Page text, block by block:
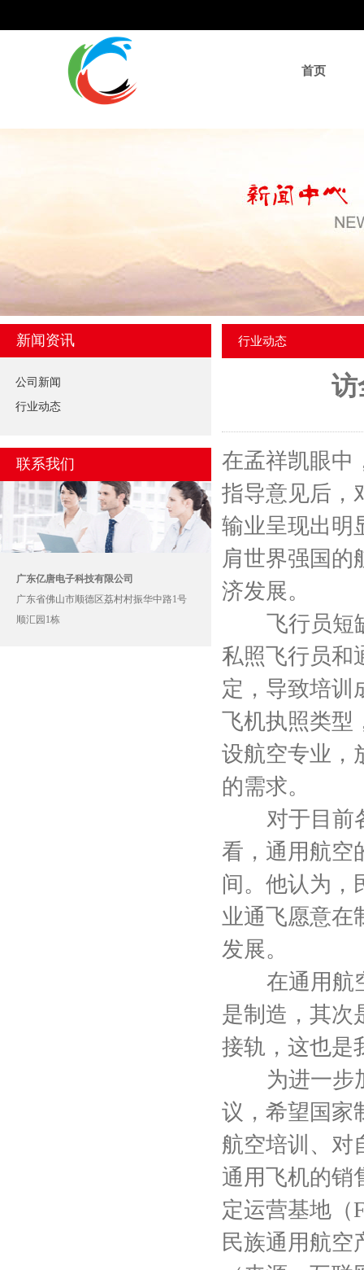
首页
新闻资讯
公司新闻
行业动态
联系我们
广东亿唐电子科技有限公司
广东省佛山市顺德区荔村村振华中路1号
顺汇园1栋
行业动态
访
在孟祥凯眼中
指导意见后，
输业呈现出明
肩世界强国的
济发展。
飞行员短缺
私照飞行员和
定，导致培训
飞机执照类型
设航空专业，
的需求。
对于目前各
看，通用航空
间。他认为，
业通飞愿意在
发展。
在通用航空
是制造，其次
接轨，这也是
为进一步加
议，希望国家
航空培训、对
通用飞机的销
定运营基地（
民族通用航空